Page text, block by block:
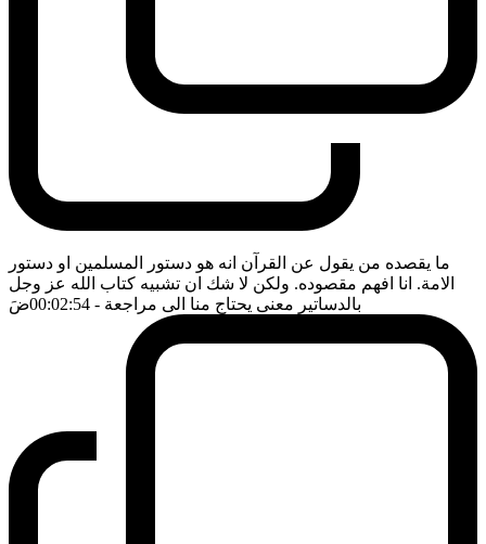
ما يقصده من يقول عن القرآن انه هو دستور المسلمين او دستور
الامة. انا افهم مقصوده. ولكن لا شك ان تشبيه كتاب الله عز وجل
بالدساتير معنى يحتاج منا الى مراجعة - 00:02:54 ضَ